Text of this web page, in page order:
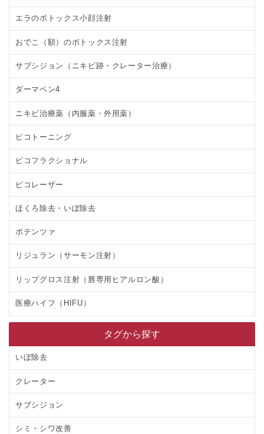
エラのボトックス小顔注射
おでこ（額）のボトックス注射
サブシジョン（ニキビ跡・クレーター治療）
ダーマペン4
ニキビ治療薬（内服薬・外用薬）
ピコトーニング
ピコフラクショナル
ピコレーザー
ほくろ除去・いぼ除去
ポテンツァ
リジュラン（サーモン注射）
リップグロス注射（唇専用ヒアルロン酸）
医療ハイフ（HIFU）
タグから探す
いぼ除去
クレーター
サブシジョン
シミ・シワ改善